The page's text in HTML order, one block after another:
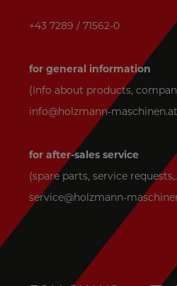
+43 7289 / 71562-0
for general information
(Info about products,
info@holzmann-maschinen.at
for after-sales service
(spare parts, service
service@holzmann-